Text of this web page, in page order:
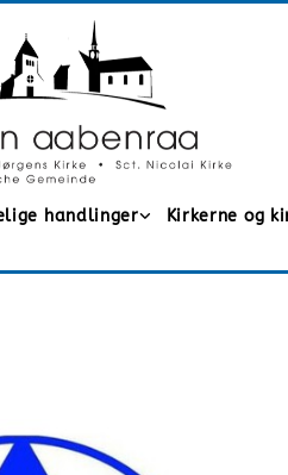
handlinger Kirkerne og